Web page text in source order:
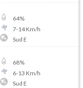
64%
7-14Km/h
Sud E
68%
6-13 Km/h
Sud E